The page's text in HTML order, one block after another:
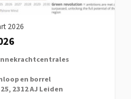
2026
en borrel
2312 AJ Leiden